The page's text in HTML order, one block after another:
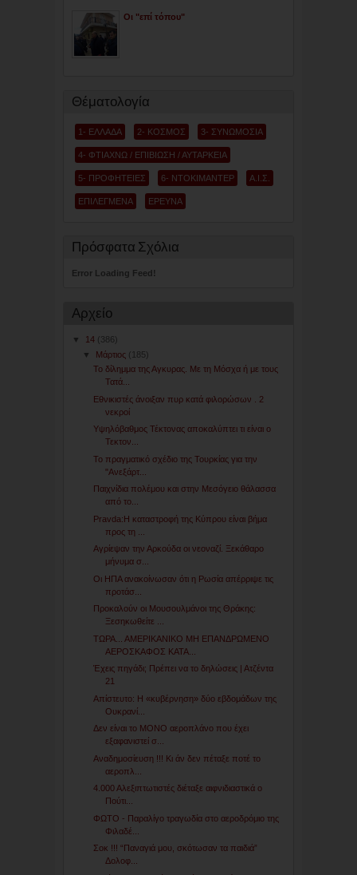
Οι "επί τόπου"
Θέματολογία
1- ΕΛΛΑΔΑ 2- ΚΟΣΜΟΣ 3- ΣΥΝΩΜΟΣΙΑ
4- ΦΤΙΑΧΝΩ / ΕΠΙΒΙΩΣΗ / ΑΥΤΑΡΚΕΙΑ
5- ΠΡΟΦΗΤΕΙΕΣ 6- ΝΤΟΚΙΜΑΝΤΕΡ Α.Ι.Σ.
ΕΠΙΛΕΓΜΕΝΑ ΕΡΕΥΝΑ
Πρόσφατα Σχόλια
Error Loading Feed!
Αρχείο
▼ 14 (386)
▼
Μάρτιος (185)
Το δίλημμα της Αγκυρας. Με τη Μόσχα ή με τους
Τατά...
Εθνικιστές άνοιξαν πυρ κατά φιλορώσων . 2
νεκροί
Υψηλόβαθμος Τέκτονας αποκαλύπτει τι είναι ο
Τεκτον...
Το πραγματικό σχέδιο της Τουρκίας για την
"Ανεξάρτ...
Παιχνίδια πολέμου και στην Μεσόγειο θάλασσα
από το...
Pravda:Η καταστροφή της Κύπρου είναι βήμα
προς τη ...
Αγρίεψαν την Αρκούδα οι νεοναζί. Ξεκάθαρο
μήνυμα σ...
Οι ΗΠΑ ανακοίνωσαν ότι η Ρωσία απέρριψε τις
προτάσ...
Προκαλούν οι Μουσουλμάνοι της Θράκης:
Ξεσηκωθείτε ...
ΤΩΡΑ... ΑΜΕΡΙΚΑΝΙΚΟ ΜΗ ΕΠΑΝΔΡΩΜΕΝΟ
ΑΕΡΟΣΚΑΦΟΣ ΚΑΤΑ...
Έχεις πηγάδι; Πρέπει να το δηλώσεις | Ατζέντα
21
Απίστευτο: Η «κυβέρνηση» δύο εβδομάδων της
Ουκρανί...
Δεν είναι το ΜΟΝΟ αεροπλάνο που έχει
εξαφανιστεί σ...
Αναδημοσίευση !!! Κι άν δεν πέταξε ποτέ το
αεροπλ...
4.000 Αλεξιπτωτιστές διέταξε αιφνιδιαστικά ο
Πούτι...
ΦΩΤΟ - Παραλίγο τραγωδία στο αεροδρόμιο της
Φιλαδέ...
Σοκ !!! “Παναγιά μου, σκότωσαν τα παιδιά”
Δολοφ...